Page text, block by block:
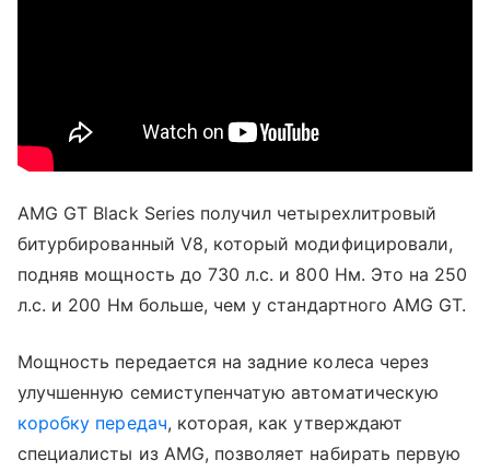
AMG GT Black Series получил четырехлитровый
битурбированный V8, который модифицировали,
подняв мощность до 730 л.с. и 800 Нм. Это на 250
л.с. и 200 Нм больше, чем у стандартного AMG GT.
Мощность передается на задние колеса через
улучшенную семиступенчатую автоматическую
коробку передач, которая, как утверждают
специалисты из AMG, позволяет набирать первую